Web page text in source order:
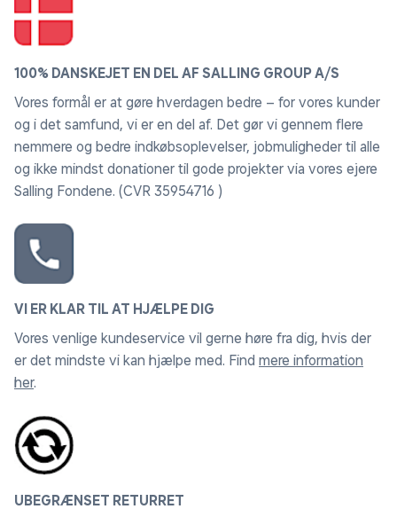
100% DANSKEJET EN DEL AF SALLING GROUP A/S
Vores formål er at gøre hverdagen bedre – for vores kunder
og i det samfund, vi er en del af. Det gør vi gennem flere
nemmere og bedre indkøbsoplevelser, jobmuligheder til alle
og ikke mindst donationer til gode projekter via vores ejere
Salling Fondene. (CVR 35954716 )
VI ER KLAR TIL AT HJÆLPE DIG
Vores venlige kundeservice vil gerne høre fra dig, hvis der
er det mindste vi kan hjælpe med. Find mere information
her.
UBEGRÆNSET RETURRET